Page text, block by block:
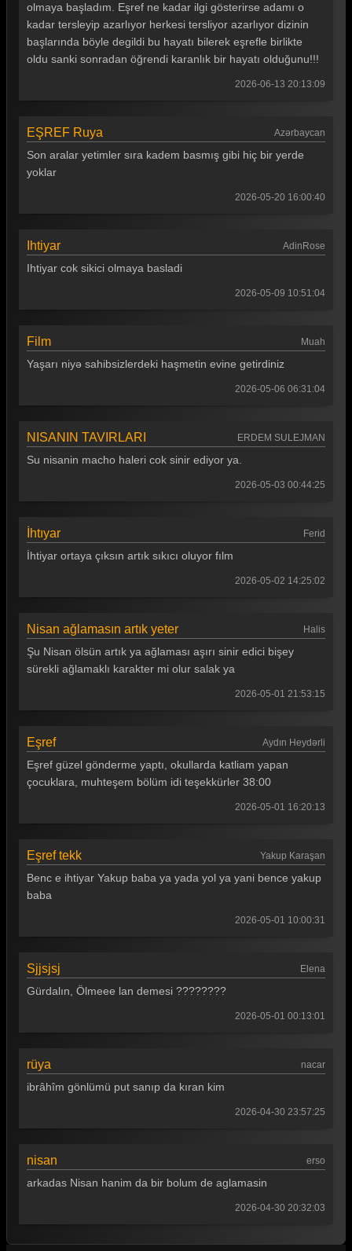
olmaya başladım. Eşref ne kadar ilgi gösterirse adamı o
kadar tersleyip azarlıyor herkesi tersliyor azarlıyor dizinin
başlarında böyle degildi bu hayatı bilerek eşrefle birlikte
oldu sanki sonradan öğrendi karanlık bir hayatı olduğunu!!!
2026-06-13 20:13:09
EŞREF Ruya Azərbaycan
Son aralar yetimler sıra kadem basmış gibi hiç bir yerde
yoklar
2026-05-20 16:00:40
Ihtiyar AdinRose
Ihtiyar cok sikici olmaya basladi
2026-05-09 10:51:04
Film Muah
Yaşarı niyə sahibsizlerdeki haşmetin evine getirdiniz
2026-05-06 06:31:04
NISANIN TAVIRLARI ERDEM SULEJMAN
Su nisanin macho haleri cok sinir ediyor ya.
2026-05-03 00:44:25
İhtıyar Ferid
İhtiyar ortaya çıksın artık sıkıcı oluyor fılm
2026-05-02 14:25:02
Nisan ağlamasın artık yeter Halis
Şu Nisan ölsün artık ya ağlaması aşırı sinir edici bişey
sürekli ağlamaklı karakter mi olur salak ya
2026-05-01 21:53:15
Eşref Aydın Heydərli
Eşref güzel gönderme yaptı, okullarda katliam yapan
çocuklara, muhteşem bölüm idi teşekkürler 38:00
2026-05-01 16:20:13
Eşref tekk Yakup Karaşan
Benc e ihtiyar Yakup baba ya yada yol ya yani bence yakup
baba
2026-05-01 10:00:31
Sjjsjsj Elena
Gürdalın, Ölmeee lan demesi ????????
2026-05-01 00:13:01
rüya nacar
ibrâhîm gönlümü put sanıp da kıran kim
2026-04-30 23:57:25
nisan erso
arkadas Nisan hanim da bir bolum de aglamasin
2026-04-30 20:32:03